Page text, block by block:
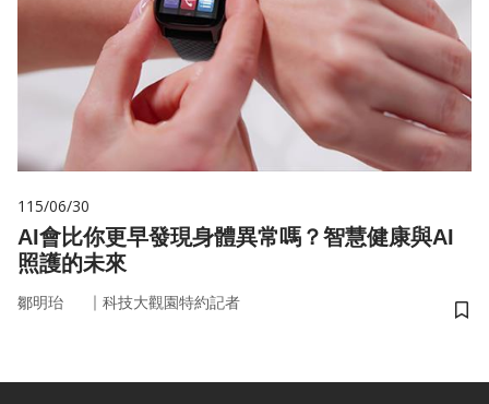
115/06/30
AI會比你更早發現身體異常嗎？智慧健康與AI
照護的未來
鄒明珆 ｜ 科技大觀園特約記者
儲